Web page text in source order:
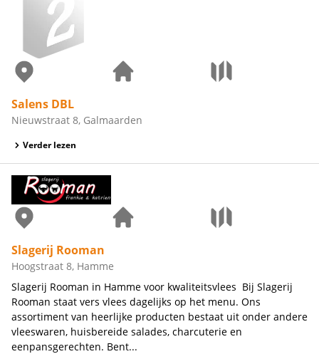
Salens DBL
Nieuwstraat 8, Galmaarden
Verder lezen
Slagerij Rooman
Hoogstraat 8, Hamme
Slagerij Rooman in Hamme voor kwaliteitsvlees Bij Slagerij
Rooman staat vers vlees dagelijks op het menu. Ons
assortiment van heerlijke producten bestaat uit onder andere
vleeswaren, huisbereide salades, charcuterie en
eenpansgerechten. Bent...